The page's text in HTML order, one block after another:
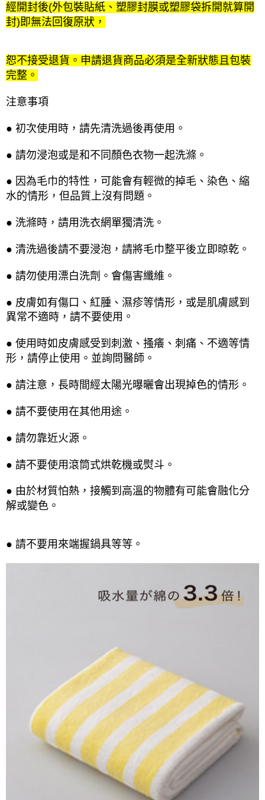
經開封後(外包裝貼紙、塑膠封膜或塑膠袋拆開就算開
封)即無法回復原狀，
恕不接受退貨。申請退貨商品必須是全新狀態且包裝
完整。
注意事項
● 初次使用時，請先清洗過後再使用。
● 請勿浸泡或是和不同顏色衣物一起洗滌。
● 因為毛巾的特性，可能會有輕微的掉毛、染色、縮
水的情形，但品質上沒有問題。
● 洗滌時，請用洗衣網單獨清洗。
● 清洗過後請不要浸泡，請將毛巾整平後立即晾乾。
● 請勿使用漂白洗劑。會傷害纖維。
● 皮膚如有傷口、紅腫、濕疹等情形，或是肌膚感到
異常不適時，請不要使用。
● 使用時如皮膚感受到刺激、搔癢、刺痛、不適等情
形，請停止使用。並詢問醫師。
● 請注意，長時間經太陽光曝曬會出現掉色的情形。
● 請不要使用在其他用途。
● 請勿靠近火源。
● 請不要使用滾筒式烘乾機或熨斗。
● 由於材質怕熱，接觸到高溫的物體有可能會融化分
解或變色。
● 請不要用來端握鍋具等等。